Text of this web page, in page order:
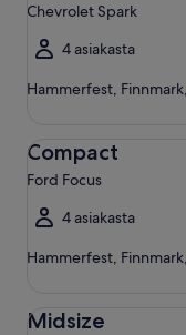
Chevrolet Spark
4 asiakasta
Hammerfest,
Compact
Ford Focus
4 asiakasta
Hammerfest,
Midsize